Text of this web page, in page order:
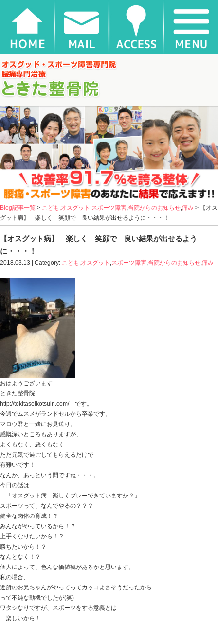
【オスグット病】 楽しく 笑顔で 良い結果が出せるように・・・！ |
Blog記事一覧>こども
グット病】 楽しく 笑顔で 良い結果が出せるように
【オスグット病】 楽しく 笑顔で 良い結
に・・・！
2018.03.13 | Category:
おはようございます
ときた整骨院
http://tokitaseikotsuin.com/ です。
今週でムスメがランドセルから卒業です。
マロウ君と一緒にお見送り。